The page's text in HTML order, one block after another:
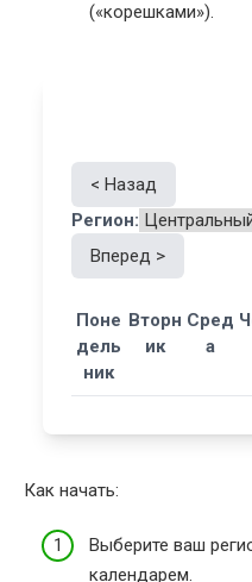
(«корешками»).
< Назад
Регион:
Вперед >
Поне
дель
ник
Вторн
ик
Сред
а
Как начать:
Выберите ваш
календарем.